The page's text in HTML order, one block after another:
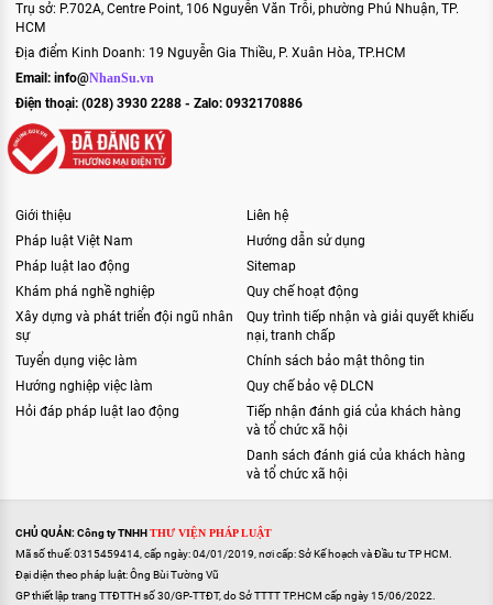
Trụ sở: P.702A, Centre Point, 106 Nguyễn Văn Trỗi, phường Phú Nhuận, TP.
HCM
Địa điểm Kinh Doanh: 19 Nguyễn Gia Thiều, P. Xuân Hòa, TP.HCM
Email: info@NhanSu.vn
Điện thoại: (028) 3930 2288 - Zalo: 0932170886
Giới thiệu
Pháp luật Việt Nam
Pháp luật lao động
Khám phá nghề nghiệp
Xây dựng và phát triển đội ngũ nhân
sự
Tuyển dụng việc làm
Hướng nghiệp việc làm
Hỏi đáp pháp luật lao động
Liên hệ
Hướng dẫn sử dụng
Sitemap
Quy chế hoạt động
Quy trình tiếp nhận và giải quyết khiếu
nại, tranh chấp
Chính sách bảo mật thông tin
Quy chế bảo vệ DLCN
Tiếp nhận đánh giá của khách hàng
và tổ chức xã hội
Danh sách đánh giá của khách hàng
và tổ chức xã hội
CHỦ QUẢN: Công ty TNHHTHƯ VIỆN PHÁP LUẬT
Mã số thuế: 0315459414, cấp ngày: 04/01/2019, nơi cấp: Sở Kế hoạch và Đầu tư TP HCM.
Đại diện theo pháp luật: Ông Bùi Tường Vũ
GP thiết lập trang TTĐTTH số 30/GP-TTĐT, do Sở TTTT TP.HCM cấp ngày 15/06/2022.